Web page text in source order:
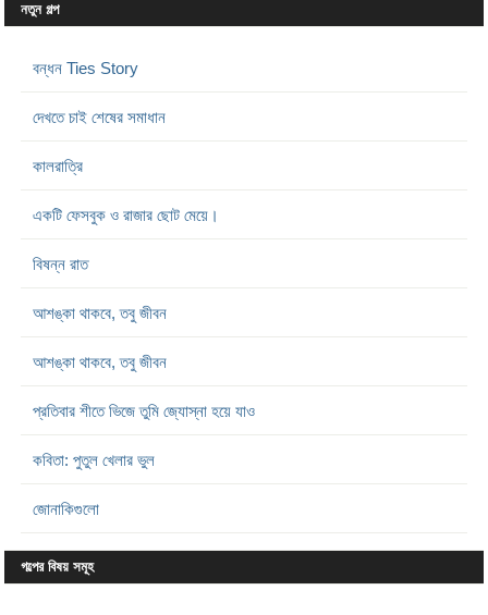
নতুন গল্প
বন্ধন Ties Story
দেখতে চাই শেষের সমাধান
কালরাত্রি
একটি ফেসবুক ও রাজার ছোট মেয়ে।
বিষন্ন রাত
আশঙ্কা থাকবে, তবু জীবন
আশঙ্কা থাকবে, তবু জীবন
প্রতিবার শীতে ভিজে তুমি জ্যোস্না হয়ে যাও
কবিতা: পুতুল খেলার ভুল
জোনাকিগুলো
গল্পের বিষয় সমূহ